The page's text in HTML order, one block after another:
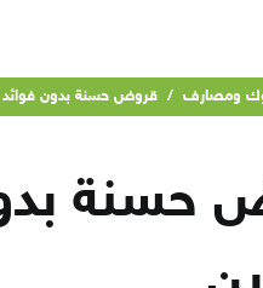
ومصارف / قروض حسنة بدون فوائد
حسنة